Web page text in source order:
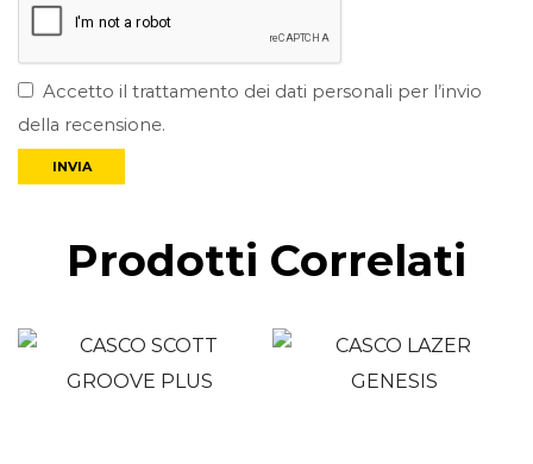
Accetto il trattamento dei dati personali per l’invio
della recensione.
Prodotti Correlati